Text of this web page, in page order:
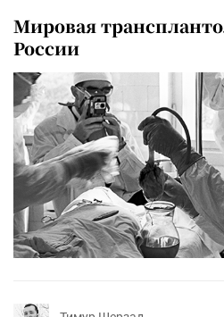
Мировая
России